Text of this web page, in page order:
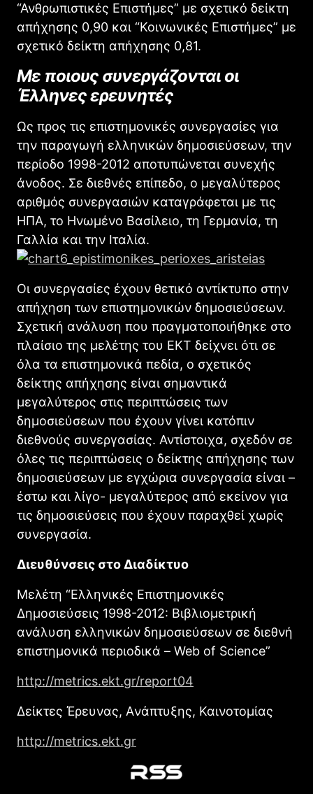
“Ανθρωπιστικές Επιστήμες” με σχετικό δείκτη
απήχησης 0,90 και “Κοινωνικές Επιστήμες” με
σχετικό δείκτη απήχησης 0,81.
Με ποιους συνεργάζονται οι
Έλληνες ερευνητές
Ως προς τις επιστημονικές συνεργασίες για
την παραγωγή ελληνικών δημοσιεύσεων, την
περίοδο 1998-2012 αποτυπώνεται συνεχής
άνοδος. Σε διεθνές επίπεδο, ο μεγαλύτερος
αριθμός συνεργασιών καταγράφεται με τις
ΗΠΑ, το Ηνωμένο Βασίλειο, τη Γερμανία, τη
Γαλλία και την Ιταλία.
Οι συνεργασίες έχουν θετικό αντίκτυπο στην
απήχηση των επιστημονικών δημοσιεύσεων.
Σχετική ανάλυση που πραγματοποιήθηκε στο
πλαίσιο της μελέτης του ΕΚΤ δείχνει ότι σε
όλα τα επιστημονικά πεδία, ο σχετικός
δείκτης απήχησης είναι σημαντικά
μεγαλύτερος στις περιπτώσεις των
δημοσιεύσεων που έχουν γίνει κατόπιν
διεθνούς συνεργασίας. Αντίστοιχα, σχεδόν σε
όλες τις περιπτώσεις ο δείκτης απήχησης των
δημοσιεύσεων με εγχώρια συνεργασία είναι –
έστω και λίγο- μεγαλύτερος από εκείνον για
τις δημοσιεύσεις που έχουν παραχθεί χωρίς
συνεργασία.
Διευθύνσεις στο Διαδίκτυο
Μελέτη “Ελληνικές Επιστημονικές
Δημοσιεύσεις 1998-2012: Βιβλιομετρική
ανάλυση ελληνικών δημοσιεύσεων σε διεθνή
επιστημονικά περιοδικά – Web of Science”
http://metrics.ekt.gr/report04
Δείκτες Έρευνας, Aνάπτυξης, Καινοτομίας
http://metrics.ekt.gr